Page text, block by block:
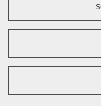
Sito istituzionale
Privacy policy|